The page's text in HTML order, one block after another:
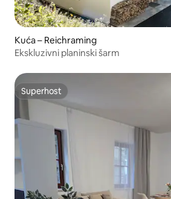
Kuća – Reichraming
Ekskluzivni planinski šarm
Superhost
Superhost